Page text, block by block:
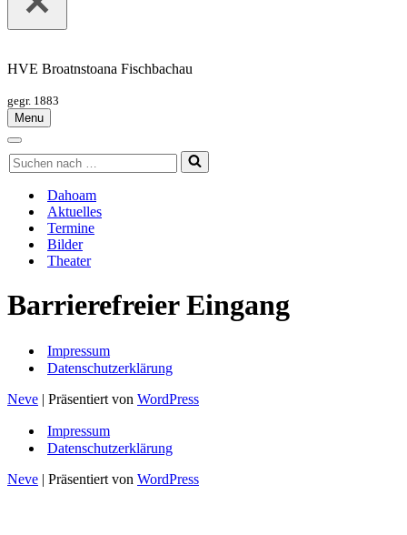
HVE Broatnstoana Fischbachau
gegr. 1883
Menu
Navigationsmenü
Navigationsmenü
Suchen
nach …
Dahoam
Aktuelles
Termine
Bilder
Theater
Barrierefreier Eingang
Impressum
Datenschutzerklärung
Neve | Präsentiert von WordPress
Impressum
Datenschutzerklärung
Neve | Präsentiert von WordPress